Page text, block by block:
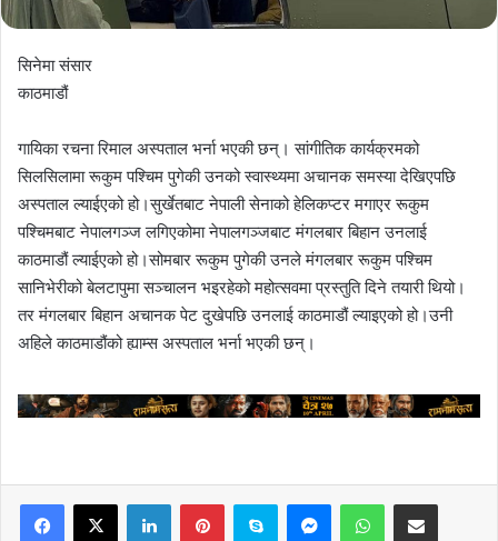
सिनेमा संसार
काठमाडौं
गायिका रचना रिमाल अस्पताल भर्ना भएकी छन्। सांगीतिक कार्यक्रमको
सिलसिलामा रूकुम पश्चिम पुगेकी उनको स्वास्थ्यमा अचानक समस्या देखिएपछि
अस्पताल ल्याईएको हो।सुर्खेतबाट नेपाली सेनाको हेलिकप्टर मगाएर रूकुम
पश्चिमबाट नेपालगञ्ज लगिएकोमा नेपालगञ्जबाट मंगलबार बिहान उनलाई
काठमाडौं ल्याईएको हो।सोमबार रूकुम पुगेकी उनले मंगलबार रूकुम पश्चिम
सानिभेरीको बेलटापुमा सञ्चालन भइरहेको महोत्सवमा प्रस्तुति दिने तयारी थियो।
तर मंगलबार बिहान अचानक पेट दुखेपछि उनलाई काठमाडौं ल्याइएको हो।उनी
अहिले काठमाडौंको ह्याम्स अस्पताल भर्ना भएकी छन्।
LinkedInPinterestSkype MessengerWhatsAppShare via Email